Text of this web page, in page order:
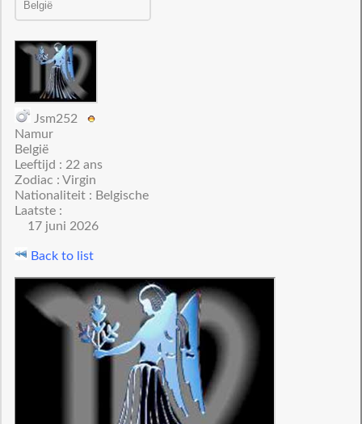
Jsm252
Namur
België
Leeftijd : 22 ans
Zodiac : Virgin
Nationaliteit : Belgische
Laatste :
17 juni 2026
Back to list